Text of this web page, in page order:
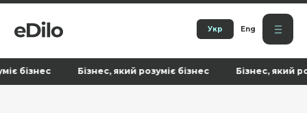
Укр Eng
Бізнес, який розуміє бізнес Бізнес, який